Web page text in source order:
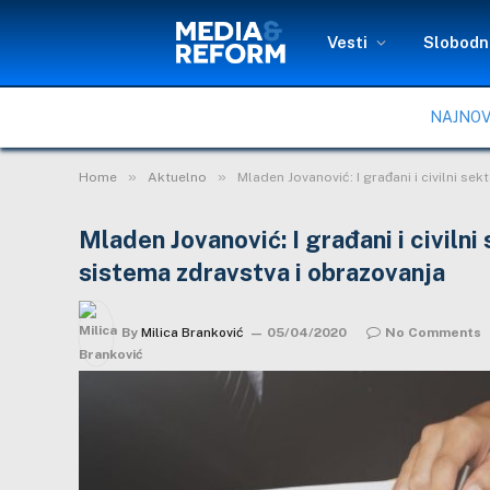
Vesti
Home » Aktuelno » Mladen Jovanović: I građani i civilni
Mladen Jovanović: I građani i
sistema zdravstva i obrazovanja
By Milica Branković 05/04/2020 No Comments